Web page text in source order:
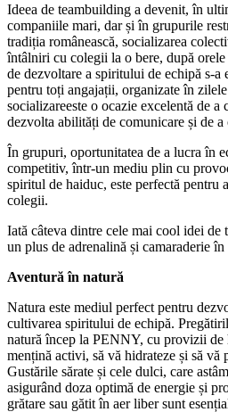
Ideea de teambuilding a devenit, în
companiile mari, dar și în grupurile
tradiția românească, socializarea
întâlniri cu colegii la o bere, după
de dezvoltare a spiritului de echipă s-a
pentru toți angajații, organizate în
socializareeste o ocazie excelentă de a
dezvolta abilități de comunicare și de
În grupuri, oportunitatea de a lucra în
competitiv, într-un mediu plin cu
spiritul de haiduc, este perfectă pentru
colegii.
Iată câteva dintre cele mai cool idei de
un plus de adrenalină și camaraderie în
Aventură în natură
Natura este mediul perfect pentru
cultivarea spiritului de echipă.
natură încep la PENNY, cu provizii de
mențină activi, să vă hidrateze și să vă
Gustările sărate și cele dulci, care
asigurând doza optimă de energie și
grătare sau gătit în aer liber sunt